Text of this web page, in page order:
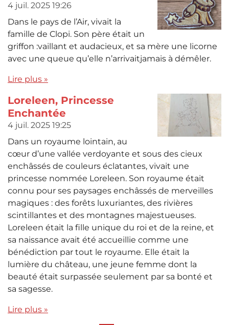
4 juil. 2025 19:26
Dans le pays de l’Air, vivait la
famille de Clopi. Son père était un
griffon :vaillant et audacieux, et sa mère une licorne
avec une queue qu’elle n’arrivaitjamais à démêler.
Lire plus »
Loreleen, Princesse
Enchantée
4 juil. 2025 19:25
Dans un royaume lointain, au
cœur d’une vallée verdoyante et sous des cieux
enchâssés de couleurs éclatantes, vivait une
princesse nommée Loreleen. Son royaume était
connu pour ses paysages enchâssés de merveilles
magiques : des forêts luxuriantes, des rivières
scintillantes et des montagnes majestueuses.
Loreleen était la fille unique du roi et de la reine, et
sa naissance avait été accueillie comme une
bénédiction par tout le royaume. Elle était la
lumière du château, une jeune femme dont la
beauté était surpassée seulement par sa bonté et
sa sagesse.
Lire plus »